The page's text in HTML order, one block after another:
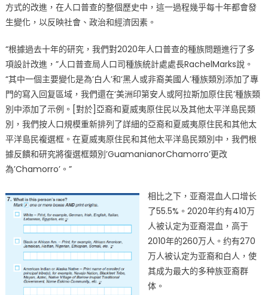
方式的改進，在人口普查的整個歷史中，這一過程幾乎每十年都會發
生變化，以反映社會、政治和經濟因素。
“根據過去十年的研究，我們對2020年人口普查的種族問題進行了多
項設計改進，”人口普查局人口司種族統計處處長RachelMarks說。
“其中一個主要變化是為‘白人’和‘黑人或非裔美國人’種族類別添加了專
門的寫入回复區域，我們還在‘美洲印第安人或阿拉斯加原住民’種族類
別中添加了示例。[對於]亞裔和夏威夷原住民以及其他太平洋島民類
別，我們按人口規模重新排列了詳細的亞裔和夏威夷原住民和其他太
平洋島民複選框。在夏威夷原住民和其他太平洋島民類別中，我們根
據反饋和研究將復選框類別’GuamanianorChamorro’更改
為’Chamorro’。”
相比之下，亚裔混血人口增长
了55.5%。2020年约有410万
人被认定为亚裔混血，高于
2010年的260万人。约有270
万人被认定为亚裔和白人，使
其成为最大的多种族亚裔群
体。